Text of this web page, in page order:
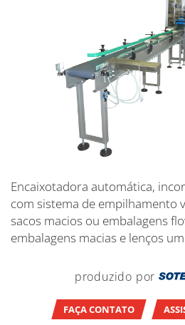
Encaixotadora automática,
com sistema de empilhamento
sacos macios ou embalagens
embalagens macias e lenços
produzido por
FAÇA CONTATO